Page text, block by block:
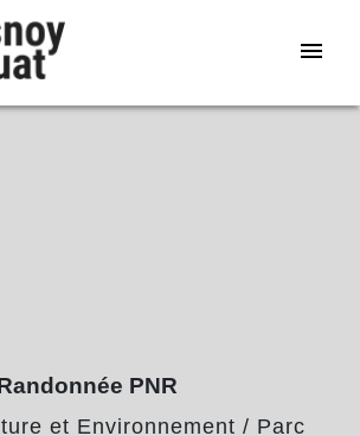
menu
PNR
et Environnement / Parc